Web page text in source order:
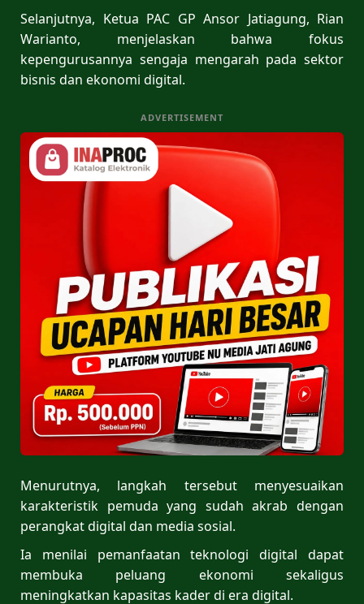
Selanjutnya, Ketua PAC GP Ansor Jatiagung, Rian
Warianto, menjelaskan bahwa fokus
kepengurusannya sengaja mengarah pada sektor
bisnis dan ekonomi digital.
ADVERTISEMENT
Menurutnya, langkah tersebut menyesuaikan
karakteristik pemuda yang sudah akrab dengan
perangkat digital dan media sosial.
Ia menilai pemanfaatan teknologi digital dapat
membuka peluang ekonomi sekaligus
meningkatkan kapasitas kader di era digital.